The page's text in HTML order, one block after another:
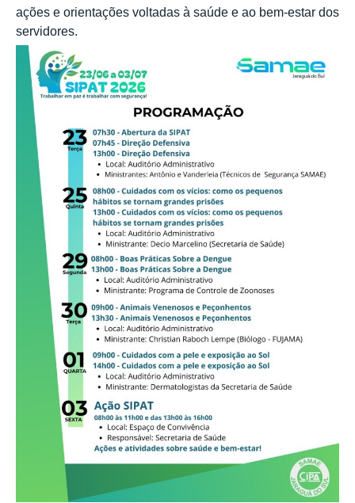
ações e orientações voltadas à saúde e ao bem-estar dos
servidores.